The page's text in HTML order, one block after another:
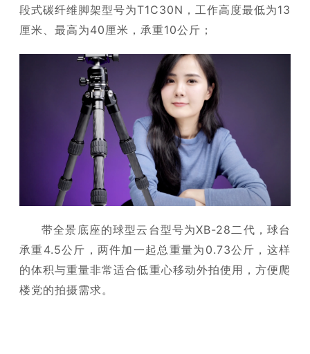
段式碳纤维脚架型号为T1C30N，工作高度最低为13
厘米、最高为40厘米，承重10公斤；
带全景底座的球型云台型号为XB-28二代，球台
承重4.5公斤，两件加一起总重量为0.73公斤，这样
的体积与重量非常适合低重心移动外拍使用，方便爬
楼党的拍摄需求。